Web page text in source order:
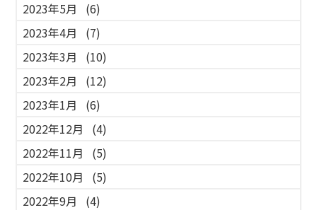
2023年5月
(6)
2023年4月
(7)
2023年3月
(10)
2023年2月
(12)
2023年1月
(6)
2022年12月
(4)
2022年11月
(5)
2022年10月
(5)
2022年9月
(4)